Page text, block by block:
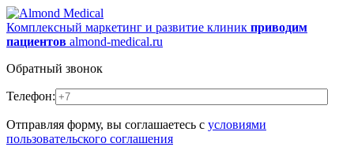
Комплексный маркетинг и развитие клиник приводим
пациентов almond-medical.ru
Обратный звонок
Телефон:
Отправляя форму, вы соглашаетесь с условиями
пользовательского соглашения